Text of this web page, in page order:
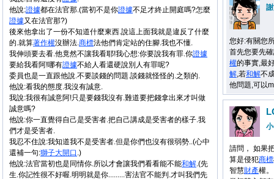
他說:證據都在法官那.(當初不是你證據不足才終止開庭嗎?怎麼
證據又在法官那?)
後來他拿出了一份不知道什麼東西.說這上面我就是違反了什麼
的.就算著作權沒辦法.商標法他們肯定站的住腳.我也不懂.
我伸頭要去看.他竟然不讓我看耶!我心想:你要說我有罪.你證據
要給我看阿!哪有證據不給人看還硬說別人有罪呢?
委員也是一直跟他說.不要談錢的問題.談錢就怪怪的.之類的.
他說:看我的態度.我沒有誠意.
我說:我很有誠意阿!只是要錢我沒有.難道要把錢拿出來才叫做
誠意嗎?
他說:你一直覺得自己是受害者.把自己講成是受害者的樣子.我
們才是受害者.
我忍不住說:我知道我不是受害者.但是你們也沒有很弱勢..(心中
還補一句:獅子大開口 .)
他說:法官當初也是同情你.所以才會讓我們看看能不能和解.(先
生.你記性很不好喔.明明就是你.........害法官不能判.才叫我們先
您好:有關您
首先您要先
權的事實,最
解,若和解不
他問題,可以
請問， 如果
算是侵犯商標
智慧財產權